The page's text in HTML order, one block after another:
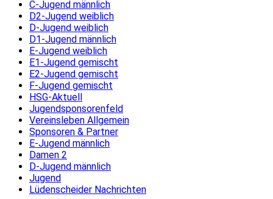
C-Jugend männlich
D2-Jugend weiblich
D-Jugend weiblich
D1-Jugend männlich
E-Jugend weiblich
E1-Jugend gemischt
E2-Jugend gemischt
F-Jugend gemischt
HSG-Aktuell
Jugendsponsorenfeld
Vereinsleben Allgemein
Sponsoren & Partner
E-Jugend männlich
Damen 2
D-Jugend männlich
Jugend
Lüdenscheider Nachrichten